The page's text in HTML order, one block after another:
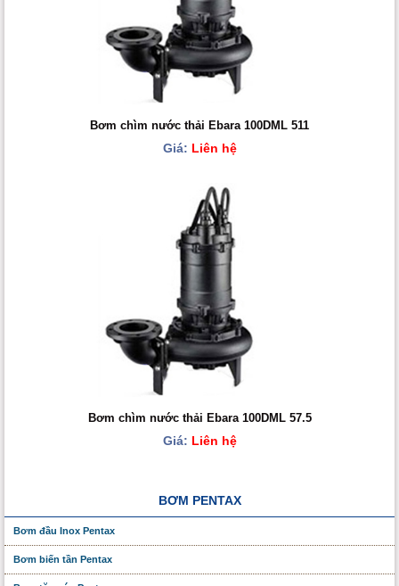
Bơm chìm nước thải Ebara 100DML 511
Giá: Liên hệ
Bơm chìm nước thải Ebara 100DML 57.5
Giá: Liên hệ
BƠM PENTAX
Bơm đầu Inox Pentax
Bơm biến tần Pentax